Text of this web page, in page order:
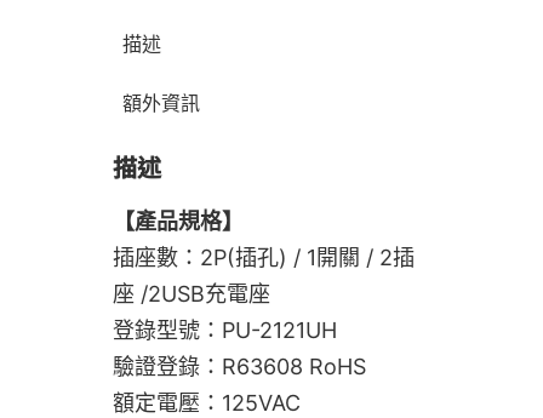
描述
額外資訊
描述
【產品規格】
插座數：2P(插孔) / 1開關 / 2插
座 /2USB充電座
登錄型號：PU-2121UH
驗證登錄：R63608 RoHS
額定電壓：125VAC